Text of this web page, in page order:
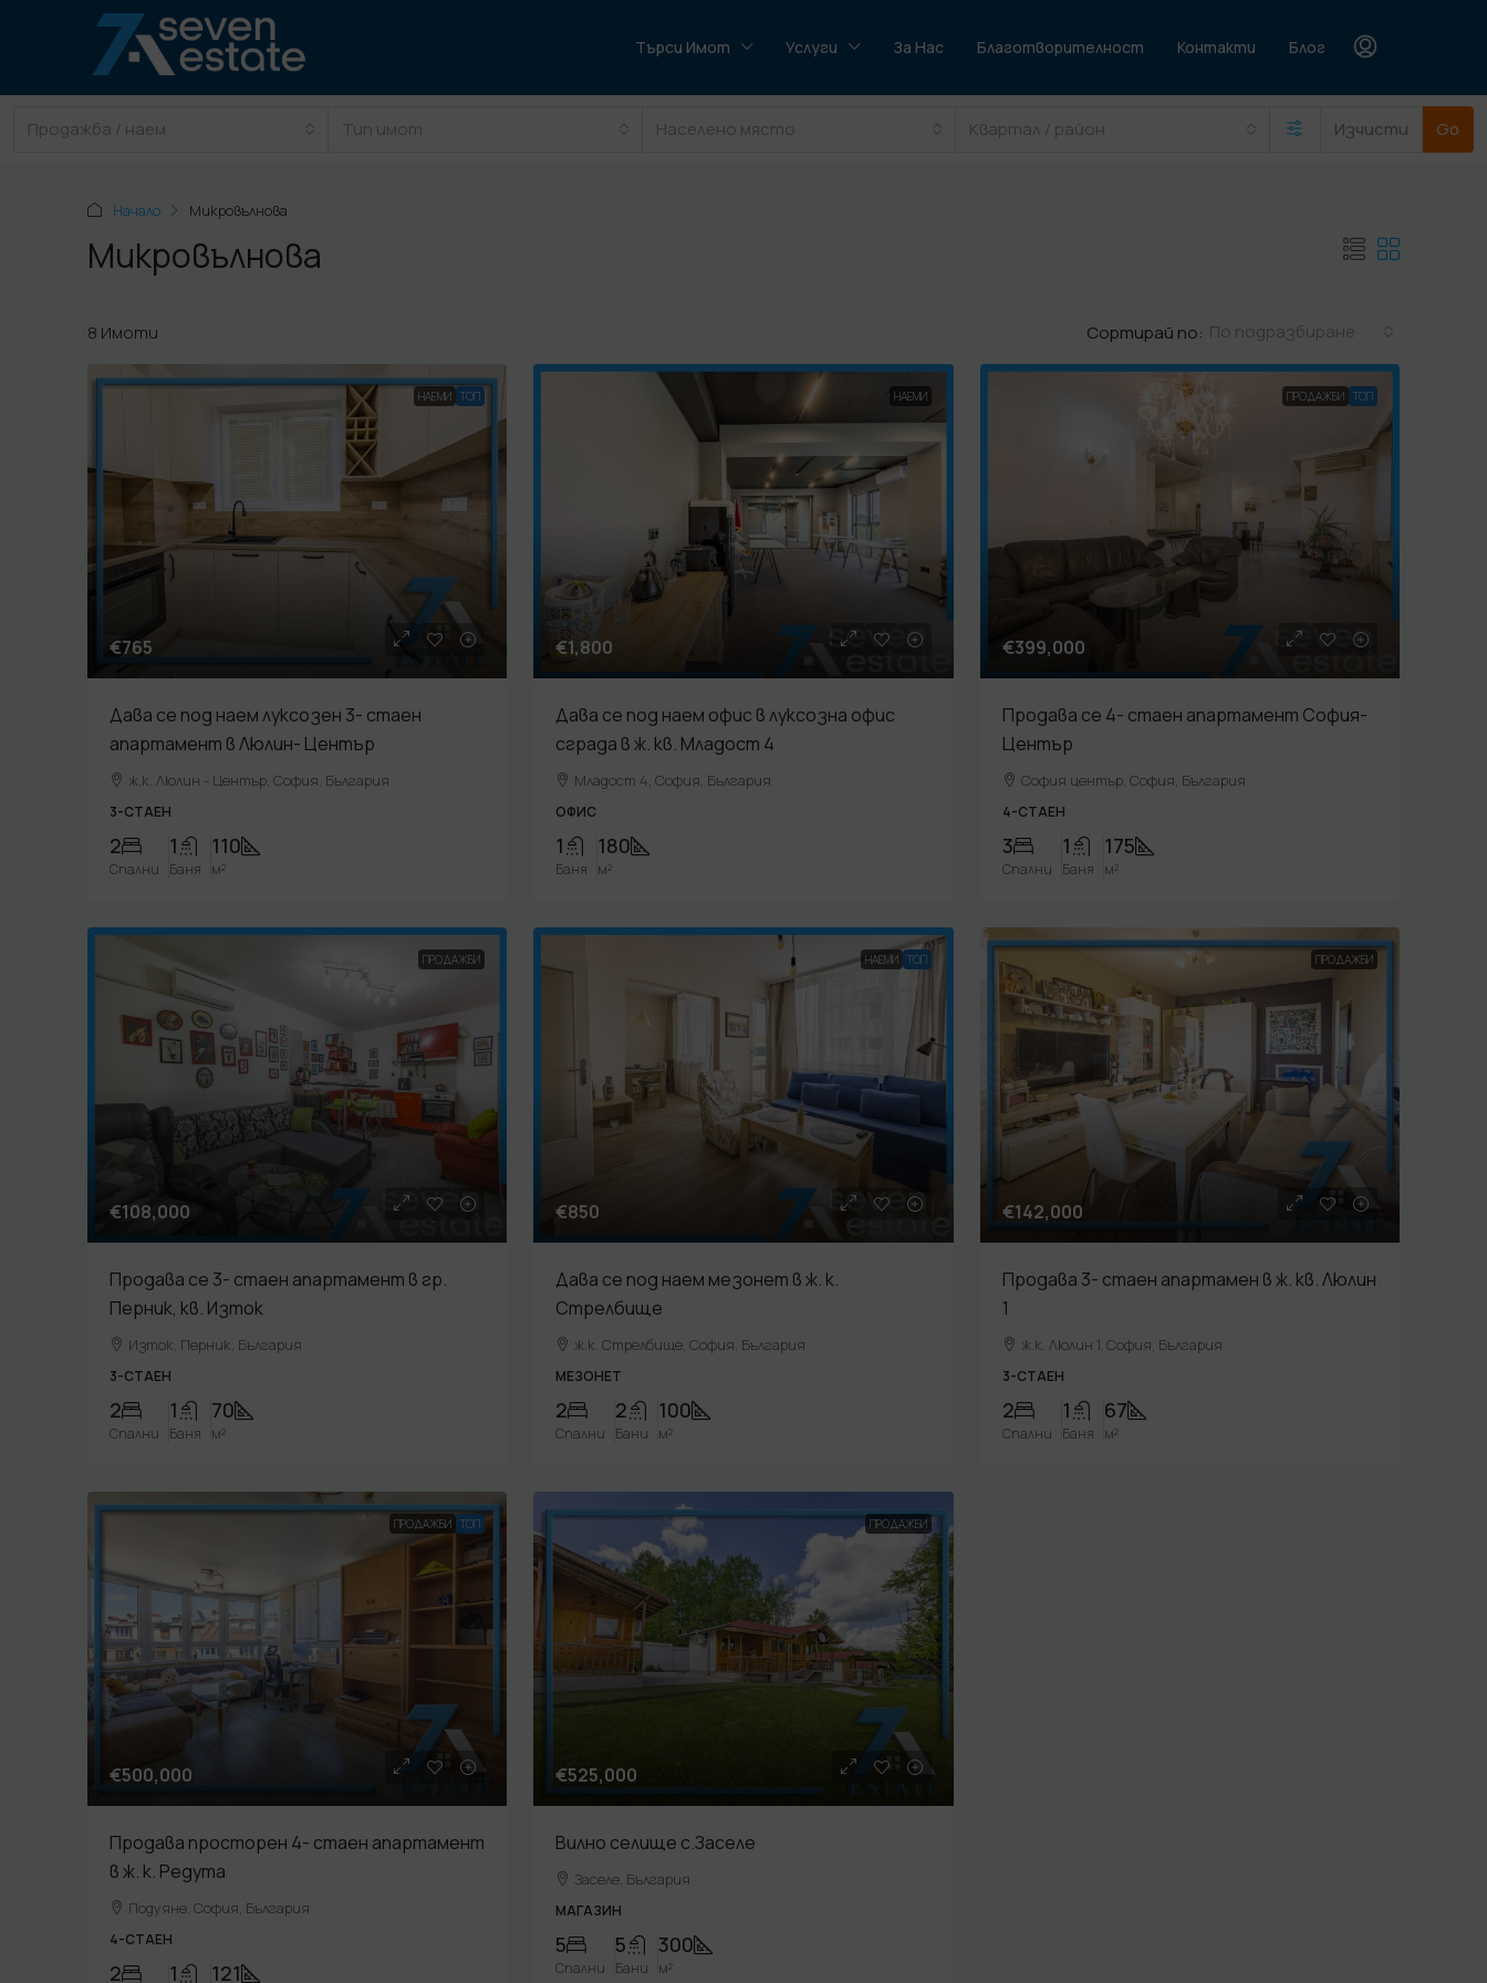
Търси Имот Услуги За Нас Благотворителност Контакти Блог
Продажба / наем Тип имот Населено място Квартал / район Изчисти Go
Начало Микровълнова
Микровълнова
8 Имоти Сортирай по: По подразбиране
НАЕМИ TOП
€765
Дава се под наем луксозен 3- стаен
апартамент в Люлин- Център
ж.к. Люлин - Център, София, България
3-СТАЕН
2
Спални
1
Баня
110
м²
НАЕМИ
€1,800
Дава се под наем офис в луксозна офис
сграда в ж. кв. Младост 4
Младост 4, София, България
ОФИС
1
Баня
180
м²
ПРОДАЖБИ TOП
€399,000
Продава се 4- стаен апартамент София-
Център
София център, София, България
4-СТАЕН
3
Спални
1
Баня
175
м²
ПРОДАЖБИ
€108,000
Продава се 3- стаен апартамент в гр.
Перник, кв. Изток
Изток, Перник, България
3-СТАЕН
2
Спални
1
Баня
70
м²
НАЕМИ TOП
€850
Дава се под наем мезонет в ж. к.
Стрелбище
ж.к. Стрелбище, София, България
МЕЗОНЕТ
2
Спални
2
Бани
100
м²
ПРОДАЖБИ
€142,000
Продава 3- стаен апартамен в ж. кв. Люлин
1
ж.к. Люлин 1, София, България
3-СТАЕН
2
Спални
1
Баня
67
м²
ПРОДАЖБИ TOП
€500,000
Продава просторен 4- стаен апартамент
в ж. к. Редута
Подуяне, София, България
4-СТАЕН
2 1 121
ПРОДАЖБИ
€525,000
Вилно селище с.Заселе
Заселе, България
МАГАЗИН
5
Спални
5
Бани
300
м²